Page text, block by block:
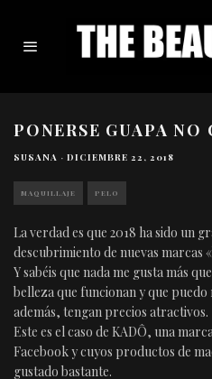
PONERSE GUAPA NO
SUSANA · DICIEMBRE 22, 2018
MAQUILLAJE PELO
La verdad es que 2018 ha sido un
descubrimiento de nuevas marcas
Y sabéis que nada me gusta más
belleza que funcionan y que
además, tengan precios atractivos.
Este es el caso de KADÔ, una
Facebook y cuyos productos de
gustado bastante.